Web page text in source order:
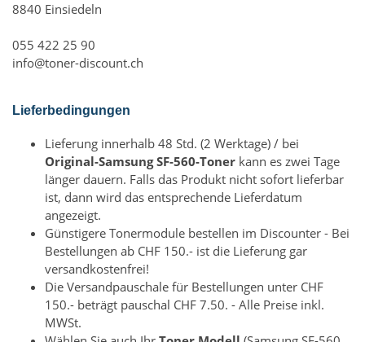
8840 Einsiedeln
055 422 25 90
info@toner-discount.ch
Lieferbedingungen
Lieferung innerhalb 48 Std. (2 Werktage) / bei
Original-Samsung SF-560-Toner kann es zwei Tage
länger dauern. Falls das Produkt nicht sofort lieferbar
ist, dann wird das entsprechende Lieferdatum
angezeigt.
Günstigere Tonermodule bestellen im Discounter - Bei
Bestellungen ab CHF 150.- ist die Lieferung gar
versandkostenfrei!
Die Versandpauschale für Bestellungen unter CHF
150.- beträgt pauschal CHF 7.50. - Alle Preise inkl.
MWSt.